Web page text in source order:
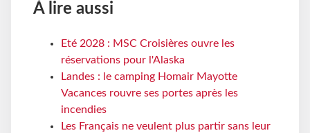
À lire aussi
Eté 2028 : MSC Croisières ouvre les
réservations pour l'Alaska
Landes : le camping Homair Mayotte
Vacances rouvre ses portes après les
incendies
Les Français ne veulent plus partir sans leur